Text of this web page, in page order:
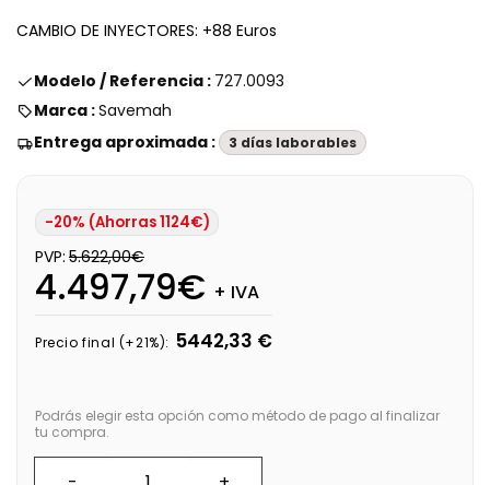
CAMBIO DE INYECTORES: +88 Euros
Modelo / Referencia : 727.0093
Marca :Savemah
Entrega aproximada :
3 días laborables
-20% (Ahorras 1124€)
PVP: 5.622,00€
4.497,79€ + IVA
Precio final (+21%): 5442,33 €
Podrás elegir esta opción como método de pago al finalizar
tu compra.